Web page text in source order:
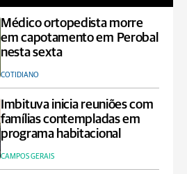
Médico ortopedista morre
em capotamento em Perobal
nesta sexta
COTIDIANO
Imbituva inicia reuniões com
famílias contempladas em
programa habitacional
CAMPOS GERAIS